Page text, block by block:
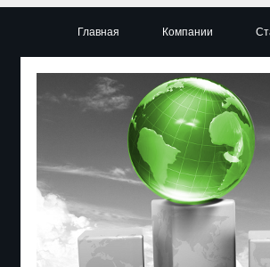
Главная Компании